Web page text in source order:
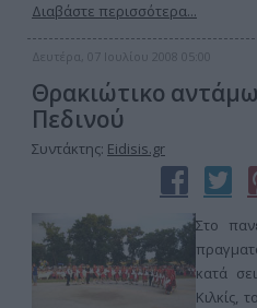
Διαβάστε περισσότερα...
Δευτέρα, 07 Ιουλίου 2008 05:00
Θρακιώτικο
Πεδινού
Συντάκτης: Eidisis.gr
Στο
κατά
Κιλκίς,